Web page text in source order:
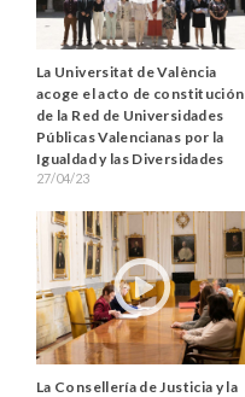
La Universitat de València
acoge el acto de constitución
de la Red de Universidades
Públicas Valencianas por la
Igualdad y las Diversidades
27/04/23
La Consellería de Justicia y la